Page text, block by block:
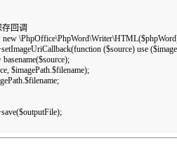
回调
($source) use
$imagePath.$filename);